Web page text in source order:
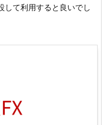
して利用すると良いでし